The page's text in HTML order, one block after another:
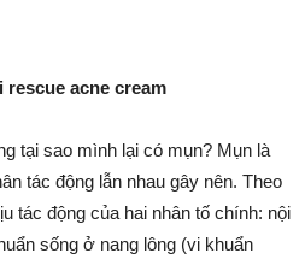
acne cream
tại sao mình lại có mụn? Mụn là
tác động lẫn nhau gây nên. Theo
tác động của hai nhân tố chính: nội
sống ở nang lông (vi khuẩn